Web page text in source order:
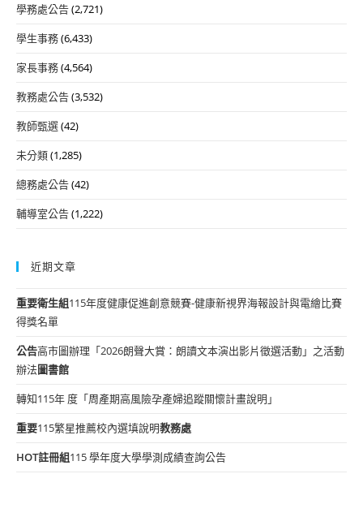
學務處公告(2,721)
學生事務(6,433)
家長事務(4,564)
教務處公告(3,532)
教師甄選(42)
未分類(1,285)
總務處公告(42)
輔導室公告(1,222)
近期文章
重要衛生組115年度健康促進創意競賽-健康新視界海報設計與電繪比賽
得獎名單
公告高市圖辦理「2026朗聲大賞：朗讀文本演出影片徵選活動」之活動
辦法圖書館
轉知115年 度「周產期高風險孕產婦追蹤關懷計畫說明」
重要115繁星推薦校內選填說明教務處
HOT註冊組115 學年度大學學測成績查詢公告